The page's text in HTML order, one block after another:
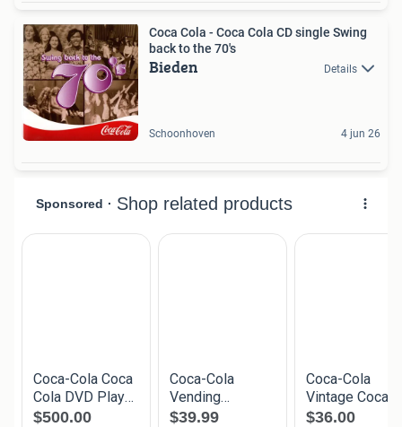
Coca Cola - Coca Cola CD single Swing
back to the 70's
Bieden Details
Schoonhoven 4 jun 26